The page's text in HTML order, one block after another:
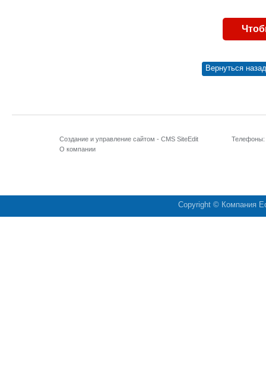
Вернуться назад
Создание и управление сайтом - CMS SiteEdit
О компании
Телефоны:
Copyright © Компания